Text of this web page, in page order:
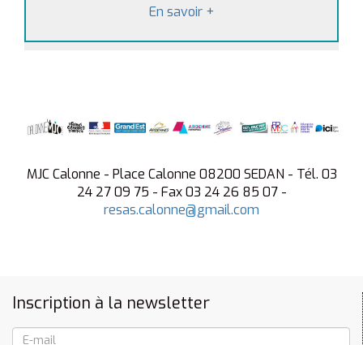
En savoir +
MJC Calonne - Place Calonne 08200 SEDAN - Tél. 03
24 27 09 75 - Fax 03 24 26 85 07 -
resas.calonne@gmail.com
Inscription à la newsletter